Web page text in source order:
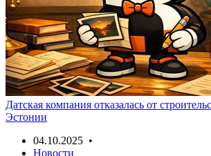
Датская компания отказалась от
Эстонии
04.10.2025 •
Новости